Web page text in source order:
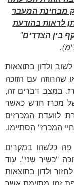
מבחינת המעבר
לראות בהודעת
בין הצדדים"
ולדון בתוצאות
שהחוזה עם הזוכה
במצב דברים זה,
של מכרז חדש כאשר
לוועדת המכרזים
המכרז" הסתיימו.
פה כלשהו במקרים
"כשיר שני". עוד
ולדון בתוצאות